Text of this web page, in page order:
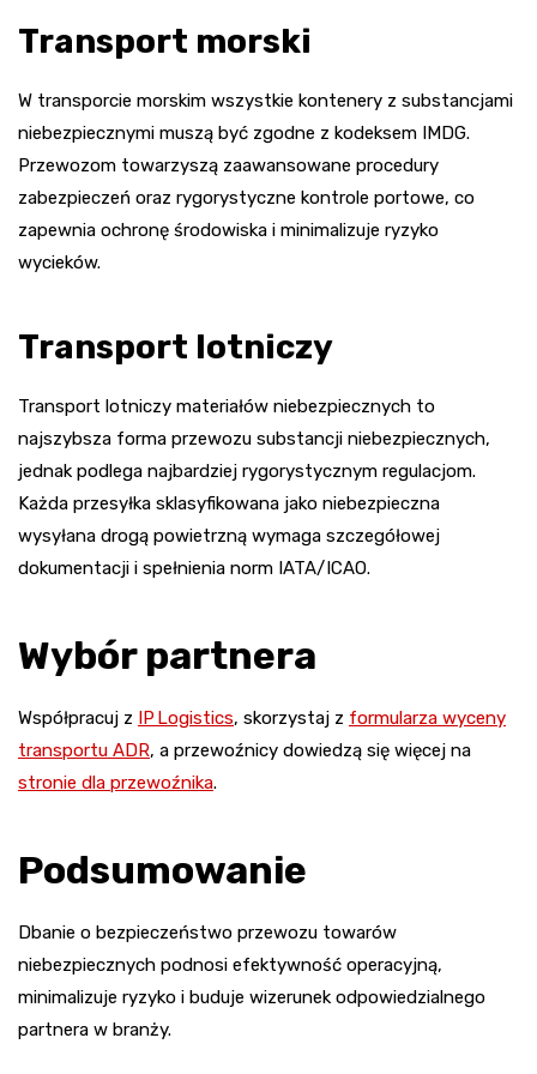
Transport morski
W transporcie morskim wszystkie kontenery z substancjami
niebezpiecznymi muszą być zgodne z kodeksem IMDG.
Przewozom towarzyszą zaawansowane procedury
zabezpieczeń oraz rygorystyczne kontrole portowe, co
zapewnia ochronę środowiska i minimalizuje ryzyko
wycieków.
Transport lotniczy
Transport lotniczy materiałów niebezpiecznych to
najszybsza forma przewozu substancji niebezpiecznych,
jednak podlega najbardziej rygorystycznym regulacjom.
Każda przesyłka sklasyfikowana jako niebezpieczna
wysyłana drogą powietrzną wymaga szczegółowej
dokumentacji i spełnienia norm IATA/ICAO.
Wybór partnera
Współpracuj z IP Logistics, skorzystaj z formularza wyceny
transportu ADR, a przewoźnicy dowiedzą się więcej na
stronie dla przewoźnika.
Podsumowanie
Dbanie o bezpieczeństwo przewozu towarów
niebezpiecznych podnosi efektywność operacyjną,
minimalizuje ryzyko i buduje wizerunek odpowiedzialnego
partnera w branży.